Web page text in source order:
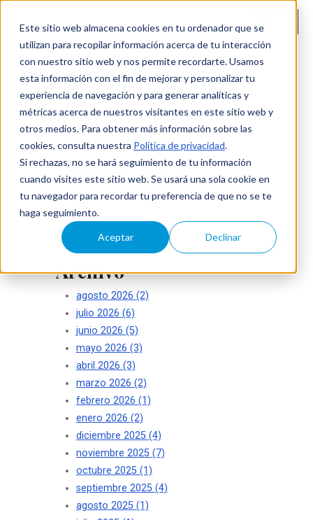
Este sitio web almacena cookies en tu ordenador que se
utilizan para recopilar información acerca de tu interacción
con nuestro sitio web y nos permite recordarte. Usamos
esta información con el fin de mejorar y personalizar tu
experiencia de navegación y para generar analíticas y
métricas acerca de nuestros visitantes en este sitio web y
otros medios. Para obtener más información sobre las
cookies, consulta nuestra Política de privacidad.
Si rechazas, no se hará seguimiento de tu información
cuando visites este sitio web. Se usará una sola cookie en
tu navegador para recordar tu preferencia de que no se te
haga seguimiento.
Aceptar Declinar
Blog de
ISecAuditors
Su seguridad es nuestro éxito
Archivo
agosto 2026 (2)
julio 2026 (6)
junio 2026 (5)
mayo 2026 (3)
abril 2026 (3)
marzo 2026 (2)
febrero 2026 (1)
enero 2026 (2)
diciembre 2025 (4)
noviembre 2025 (7)
octubre 2025 (1)
septiembre 2025 (4)
agosto 2025 (1)